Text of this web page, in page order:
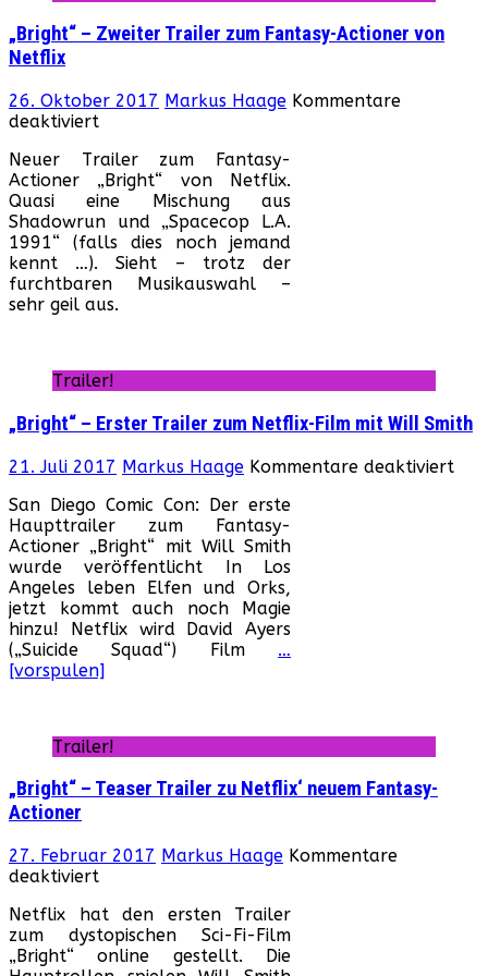
„Bright“ – Zweiter Trailer zum Fantasy-Actioner von
Netflix
26. Oktober 2017 Markus Haage Kommentare
deaktiviertfür
–
Zweiter
Trailer
zum
Fantasy-
Actioner
von
Netflix
Neuer Trailer zum Fantasy-
Actioner „Bright“ von Netflix.
Quasi eine Mischung aus
Shadowrun und „Spacecop L.A.
1991“ (falls dies noch jemand
kennt …). Sieht – trotz der
furchtbaren Musikauswahl –
sehr geil aus.
Trailer!
„Bright“ – Erster Trailer zum Netflix-Film mit Will Smith
21. Juli 2017 Markus Haage Kommentare deaktiviert
San Diego Comic Con: Der erste
Haupttrailer zum Fantasy-
Actioner „Bright“ mit Will Smith
wurde veröffentlicht In Los
Angeles leben Elfen und Orks,
jetzt kommt auch noch Magie
hinzu! Netflix wird David Ayers
(„Suicide Squad“) Film …
[vorspulen]
Trailer!
„Bright“ – Teaser Trailer zu Netflix‘ neuem Fantasy-
Actioner
27. Februar 2017 Markus Haage Kommentare
deaktiviertfür
–
Teaser
Trailer
Netflix hat den ersten Trailer
zum dystopischen Sci-Fi-Film
„Bright“ online gestellt. Die